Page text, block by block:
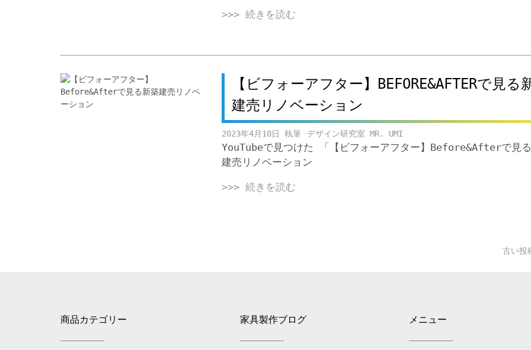
>>> 続きを読む
【ビフォーアフター】BEFORE&AFTERで見る
建売リノベーション
2023年4月10日 デザイン研究室 MR. UMI
YouTubeで見つけた 「【ビフォーアフター】Before&Afterで見
建売リノベーション
>>> 続きを読む
古い
商品カテゴリー 家具製作ブログ メニュー